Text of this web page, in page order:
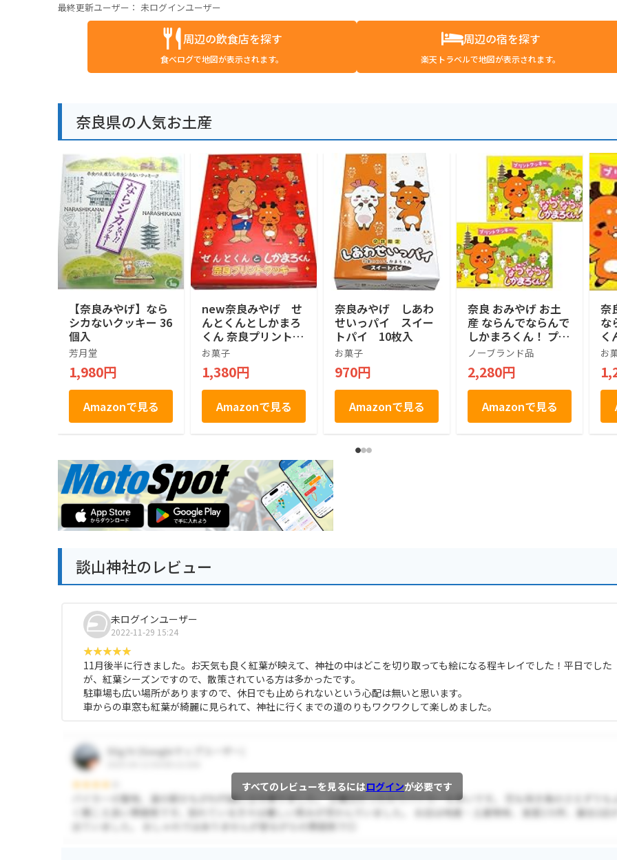
最終更新ユーザー： 未ログインユーザー
周辺の飲食店を探す
食べログで地図が表示されます。
周辺の宿を探す
楽天トラベルで地図が表示されます。
奈良県の人気お土産
【奈良みやげ】なら
シカないクッキー 36
個入
芳月堂
1,980円
Amazonで見る
new奈良みやげ せ
んとくんとしかまろ
くん 奈良プリントク
ッキー(赤) 20枚入
お菓子
1,380円
Amazonで見る
奈良みやげ しあわ
せいっパイ スイー
トパイ 10枚入
お菓子
970円
Amazonで見る
奈良 おみやげ お土
産 ならんでならんで
しかまろくん！ プリ
ントクッキー 18枚入
り×2個
ノーブランド品
2,280円
Amazonで見る
奈
な
ッ
お
談山神社のレビュー
未ログインユーザー
2022-11-29 15:24
11月後半に行きました。お天気も良く紅葉が映えて、神社の中はどこを切り取っても絵になる程キレイでした！平日でした
が、紅葉シーズンですので、散策されている方は多かったです。
駐車場も広い場所がありますので、休日でも止められないという心配は無いと思います。
車からの車窓も紅葉が綺麗に見られて、神社に行くまでの道のりもワクワクして楽しめました。
すべてのレビューを見るにはログインが必要です